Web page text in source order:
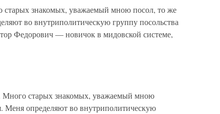
старых знакомых, уважаемый мною посол, то же
во внутриполитическую группу посольства
Федорович — новичок в мидовской системе,
старых знакомых, уважаемый мною
Меня определяют во внутриполитическую